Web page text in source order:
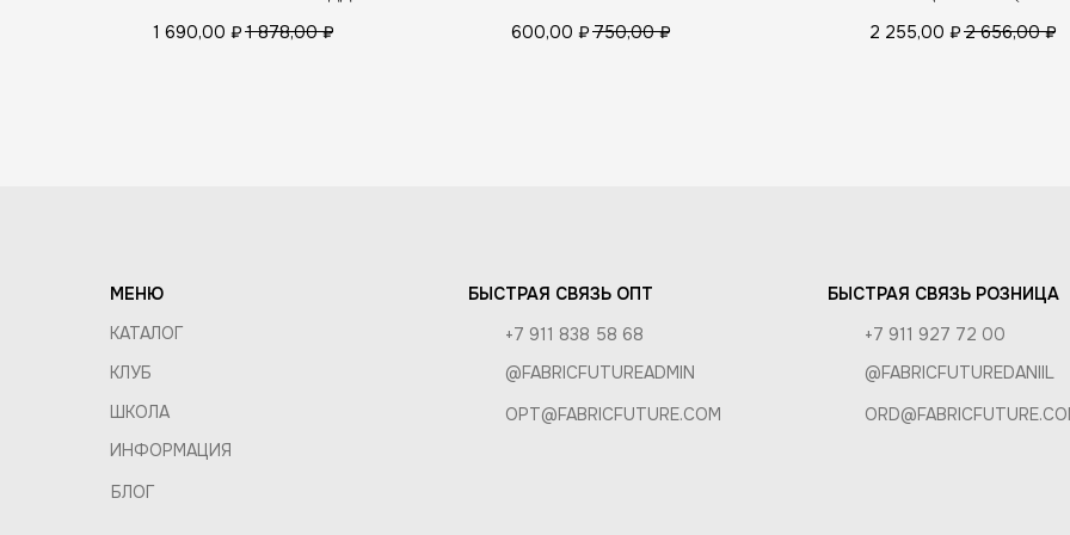
1 690,00 ₽ 1 878,00 ₽ 600,00 ₽ 750,00 ₽ 2 255,00 ₽ 2 656,00 ₽
МЕНЮ
КАТАЛОГ
КЛУБ
ШКОЛА
ИНФОРМАЦИЯ
БЛОГ
СОСТАВ И УХОД
БЫСТРАЯ СВЯЗЬ ОПТ
+7 911 838 58 68
@FABRICFUTUREADMIN
OPT@FABRICFUTURE.COM
БЫСТРАЯ СВЯЗЬ РОЗНИЦА
+7 911 927 72 00
@FABRICFUTUREDANIIL